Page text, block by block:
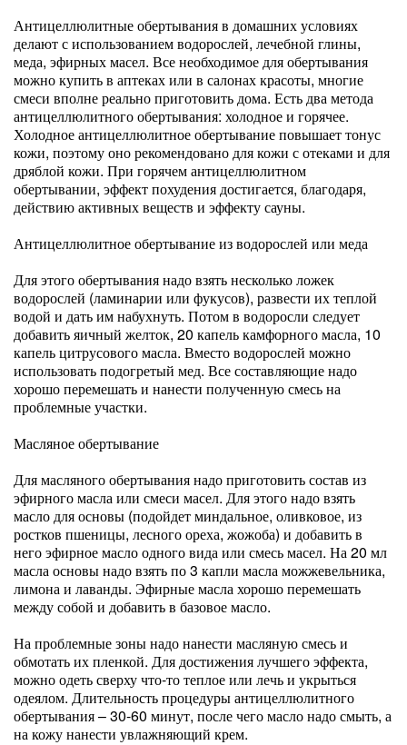
Антицеллюлитные обертывания в домашних условиях
делают с использованием водорослей, лечебной глины,
меда, эфирных масел. Все необходимое для обертывания
можно купить в аптеках или в салонах красоты, многие
смеси вполне реально приготовить дома. Есть два метода
антицеллюлитного обертывания: холодное и горячее.
Холодное антицеллюлитное обертывание повышает тонус
кожи, поэтому оно рекомендовано для кожи с отеками и для
дряблой кожи. При горячем антицеллюлитном
обертывании, эффект похудения достигается, благодаря,
действию активных веществ и эффекту сауны.
Антицеллюлитное обертывание из водорослей или меда
Для этого обертывания надо взять несколько ложек
водорослей (ламинарии или фукусов), развести их теплой
водой и дать им набухнуть. Потом в водоросли следует
добавить яичный желток, 20 капель камфорного масла, 10
капель цитрусового масла. Вместо водорослей можно
использовать подогретый мед. Все составляющие надо
хорошо перемешать и нанести полученную смесь на
проблемные участки.
Масляное обертывание
Для масляного обертывания надо приготовить состав из
эфирного масла или смеси масел. Для этого надо взять
масло для основы (подойдет миндальное, оливковое, из
ростков пшеницы, лесного ореха, жожоба) и добавить в
него эфирное масло одного вида или смесь масел. На 20 мл
масла основы надо взять по 3 капли масла можжевельника,
лимона и лаванды. Эфирные масла хорошо перемешать
между собой и добавить в базовое масло.
На проблемные зоны надо нанести масляную смесь и
обмотать их пленкой. Для достижения лучшего эффекта,
можно одеть сверху что-то теплое или лечь и укрыться
одеялом. Длительность процедуры антицеллюлитного
обертывания – 30-60 минут, после чего масло надо смыть, а
на кожу нанести увлажняющий крем.